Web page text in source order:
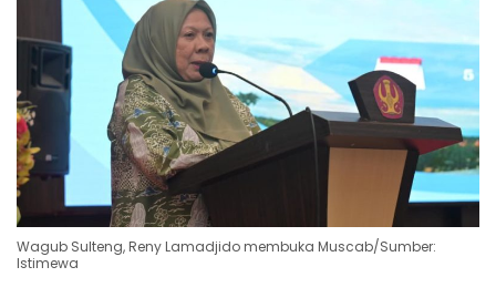
Wagub Sulteng, Reny Lamadjido membuka Muscab/Sumber:
Istimewa